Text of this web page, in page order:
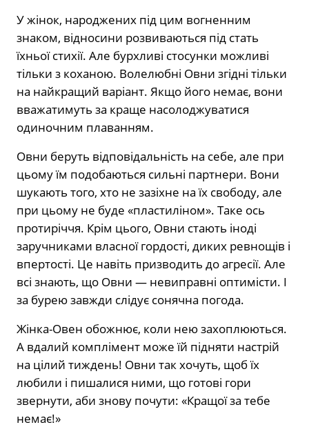
У жінок, народжених під цим вогненним
знаком, відносини розвиваються під стать
їхньої стихії. Але бурхливі стосунки можливі
тільки з коханою. Волелюбні Овни згідні тільки
на найкращий варіант. Якщо його немає, вони
вважатимуть за краще насолоджуватися
одиночним плаванням.
Овни беруть відповідальність на себе, але при
цьому їм подобаються сильні партнери. Вони
шукають того, хто не зазіхне на їх свободу, але
при цьому не буде «пластиліном». Таке ось
протиріччя. Крім цього, Овни стають іноді
заручниками власної гордості, диких ревнощів і
впертості. Це навіть призводить до агресії. Але
всі знають, що Овни — невиправні оптимісти. І
за бурею завжди слідує сонячна погода.
Жінка-Овен обожнює, коли нею захоплюються.
А вдалий комплімент може їй підняти настрій
на цілий тиждень! Овни так хочуть, щоб їх
любили і пишалися ними, що готові гори
звернути, аби знову почути: «Кращої за тебе
немає!»